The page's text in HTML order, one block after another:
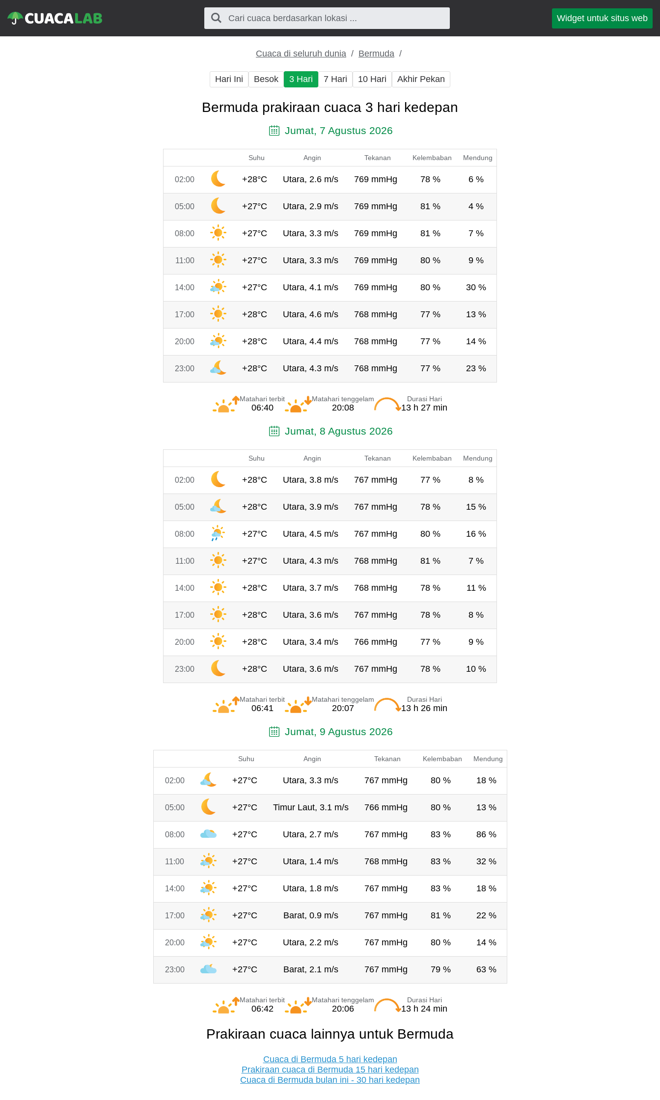
Widget untuk situs web
Cuaca di seluruh dunia Bermuda
Hari Ini Besok 3 Hari 7 Hari 10 Hari Akhir Pekan
Bermuda prakiraan cuaca 3 hari kedepan
Jumat, 7 Agustus 2026
Suhu Angin Tekanan Kelembaban Mendung
02:00 +28°C Utara, 2.6 m/s 769 mmHg 78 % 6 %
05:00 +27°C Utara, 2.9 m/s 769 mmHg 81 % 4 %
08:00 +27°C Utara, 3.3 m/s 769 mmHg 81 % 7 %
11:00 +27°C Utara, 3.3 m/s 769 mmHg 80 % 9 %
14:00 +27°C Utara, 4.1 m/s 769 mmHg 80 % 30 %
17:00 +28°C Utara, 4.6 m/s 768 mmHg 77 % 13 %
20:00 +28°C Utara, 4.4 m/s 768 mmHg 77 % 14 %
23:00 +28°C Utara, 4.3 m/s 768 mmHg 77 % 23 %
Matahari terbit
06:40
Matahari tenggelam
20:08
Durasi Hari
13 h 27 min
Jumat, 8 Agustus 2026
Suhu Angin Tekanan Kelembaban Mendung
02:00 +28°C Utara, 3.8 m/s 767 mmHg 77 % 8 %
05:00 +28°C Utara, 3.9 m/s 767 mmHg 78 % 15 %
08:00 +27°C Utara, 4.5 m/s 767 mmHg 80 % 16 %
11:00 +27°C Utara, 4.3 m/s 768 mmHg 81 % 7 %
14:00 +28°C Utara, 3.7 m/s 768 mmHg 78 % 11 %
17:00 +28°C Utara, 3.6 m/s 767 mmHg 78 % 8 %
20:00 +28°C Utara, 3.4 m/s 766 mmHg 77 % 9 %
23:00 +28°C Utara, 3.6 m/s 767 mmHg 78 % 10 %
Matahari terbit
06:41
Matahari tenggelam
20:07
Durasi Hari
13 h 26 min
Jumat, 9 Agustus 2026
Suhu Angin Tekanan Kelembaban Mendung
02:00 +27°C Utara, 3.3 m/s 767 mmHg 80 % 18 %
05:00 +27°C Timur Laut, 3.1 m/s 766 mmHg 80 % 13 %
08:00 +27°C Utara, 2.7 m/s 767 mmHg 83 % 86 %
11:00 +27°C Utara, 1.4 m/s 768 mmHg 83 % 32 %
14:00 +27°C Utara, 1.8 m/s 767 mmHg 83 % 18 %
17:00 +27°C Barat, 0.9 m/s 767 mmHg 81 % 22 %
20:00 +27°C Utara, 2.2 m/s 767 mmHg 80 % 14 %
23:00 +27°C Barat, 2.1 m/s 767 mmHg 79 % 63 %
Matahari terbit
06:42
Matahari tenggelam
20:06
Durasi Hari
13 h 24 min
Prakiraan cuaca lainnya untuk Bermuda
Cuaca di Bermuda 5 hari kedepan
Prakiraan cuaca di Bermuda 15 hari kedepan
Cuaca di Bermuda bulan ini - 30 hari kedepan